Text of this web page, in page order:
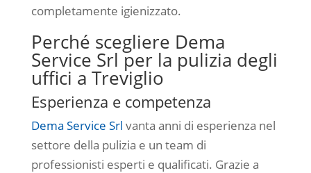
completamente igienizzato.
Perché scegliere Dema
Service Srl per la pulizia degli
uffici a Treviglio
Esperienza e competenza
Dema Service Srl vanta anni di esperienza nel
settore della pulizia e un team di
professionisti esperti e qualificati. Grazie a